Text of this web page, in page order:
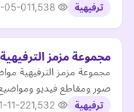
ترفيهية 05-01
مجموعة مزمز الترفيهية
مجموعة مزمز الترفيهية
صور ومقاطع فيديو
ترفيهية 11-22